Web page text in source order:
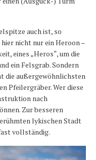
auch ist, so
nicht nur ein Heroon –
eines „Heros“, um die
ein Felsgrab. Sondern
die außergewöhnlichsten
Pfeilergräber. Wer diese
nach
Zur besseren
lykischen Stadt
vollständig.